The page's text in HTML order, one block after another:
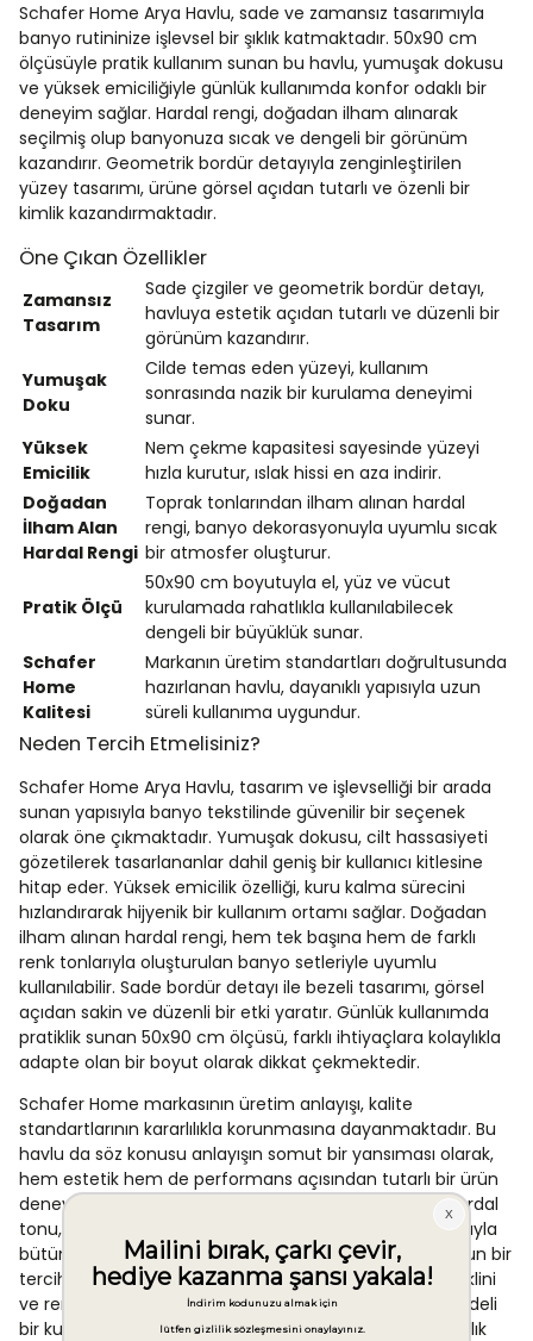
Schafer Home Arya Havlu, sade ve zamansız tasarımıyla
banyo rutininize işlevsel bir şıklık katmaktadır. 50x90 cm
ölçüsüyle pratik kullanım sunan bu havlu, yumuşak dokusu
ve yüksek emiciliğiyle günlük kullanımda konfor odaklı bir
deneyim sağlar. Hardal rengi, doğadan ilham alınarak
seçilmiş olup banyonuza sıcak ve dengeli bir görünüm
kazandırır. Geometrik bordür detayıyla zenginleştirilen
yüzey tasarımı, ürüne görsel açıdan tutarlı ve özenli bir
kimlik kazandırmaktadır.
Öne Çıkan Özellikler
Zamansız
Tasarım
Sade çizgiler ve geometrik bordür detayı,
havluya estetik açıdan tutarlı ve düzenli bir
görünüm kazandırır.
Yumuşak
Doku
Cilde temas eden yüzeyi, kullanım
sonrasında nazik bir kurulama deneyimi
sunar.
Yüksek
Emicilik
Nem çekme kapasitesi sayesinde yüzeyi
hızla kurutur, ıslak hissi en aza indirir.
Doğadan
İlham Alan
Hardal Rengi
Toprak tonlarından ilham alınan hardal
rengi, banyo dekorasyonuyla uyumlu sıcak
bir atmosfer oluşturur.
Pratik Ölçü
50x90 cm boyutuyla el, yüz ve vücut
kurulamada rahatlıkla kullanılabilecek
dengeli bir büyüklük sunar.
Schafer
Home
Kalitesi
Markanın üretim standartları doğrultusunda
hazırlanan havlu, dayanıklı yapısıyla uzun
süreli kullanıma uygundur.
Neden Tercih Etmelisiniz?
Schafer Home Arya Havlu, tasarım ve işlevselliği bir arada
sunan yapısıyla banyo tekstilinde güvenilir bir seçenek
olarak öne çıkmaktadır. Yumuşak dokusu, cilt hassasiyeti
gözetilerek tasarlananlar dahil geniş bir kullanıcı kitlesine
hitap eder. Yüksek emicilik özelliği, kuru kalma sürecini
hızlandırarak hijyenik bir kullanım ortamı sağlar. Doğadan
ilham alınan hardal rengi, hem tek başına hem de farklı
renk tonlarıyla oluşturulan banyo setleriyle uyumlu
kullanılabilir. Sade bordür detayı ile bezeli tasarımı, görsel
açıdan sakin ve düzenli bir etki yaratır. Günlük kullanımda
pratiklik sunan 50x90 cm ölçüsü, farklı ihtiyaçlara kolaylıkla
adapte olan bir boyut olarak dikkat çekmektedir.
Schafer Home markasının üretim anlayışı, kalite
standartlarının kararlılıkla korunmasına dayanmaktadır. Bu
havlu da söz konusu anlayışın somut bir yansıması olarak,
hem estetik hem de performans açısından tutarlı bir ürün
deneyimi sunar. Renk seçenekleri arasında yer alan hardal
tonu, özellikle doğal ve toprak tonlu dekorasyon tarzlarıyla
bütünleşik bir görünüm elde etmek isteyenler için uygun bir
tercih oluşturmaktadır. Yoğun kullanım koşullarında şeklini
ve rengini koruyacak şekilde üretilen bu havlu, uzun vadeli
bir kullanım perspektifiyle değerlendirildiğinde dayanıklılık